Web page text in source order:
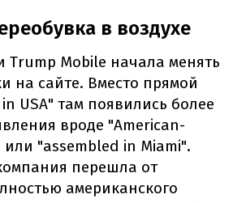
в воздухе
Trump Mobile начала менять
на сайте. Вместо прямой
USA" там появились более
вроде "American-
или "assembled in Miami".
перешла от
американского